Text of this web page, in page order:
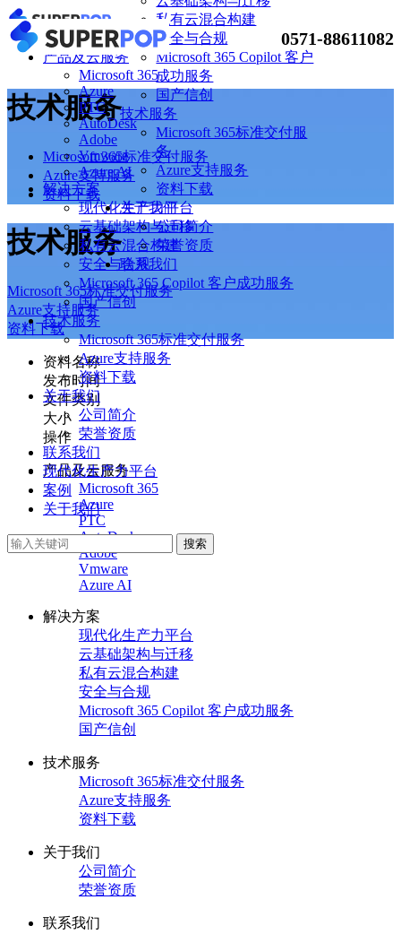
私有云混合构建
安全与合规
Microsoft 365 Copilot 客户
成功服务
国产信创
技术服务
Microsoft 365标准交付服
务
Azure支持服务
资料下载
关于我们
公司简介
荣誉资质
联系我们
0571-88611082
产品及云服务
Microsoft 365
Azure
PTC
AutoDesk
Adobe
Vmware
Azure AI
解决方案
现代化生产力平台
云基础架构与迁移
私有云混合构建
安全与合规
Microsoft 365 Copilot 客户成功服务
国产信创
技术服务
Microsoft 365标准交付服务
Azure支持服务
资料下载
关于我们
公司简介
荣誉资质
联系我们
现代化生产力平台
案例
关于我们
搜索
技术服务
Microsoft 365标准交付服务
Azure支持服务
资料下载
技术服务
Microsoft 365标准交付服务
Azure支持服务
资料下载
资料名称
发布时间
文件类别
大小
操作
产品及云服务
Microsoft 365
Azure
PTC
AutoDesk
Adobe
Vmware
Azure AI
解决方案
现代化生产力平台
云基础架构与迁移
私有云混合构建
安全与合规
Microsoft 365 Copilot 客户成功服务
国产信创
技术服务
Microsoft 365标准交付服务
Azure支持服务
资料下载
关于我们
公司简介
荣誉资质
联系我们